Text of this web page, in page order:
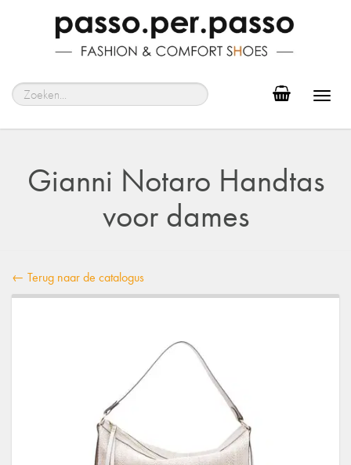
Gianni Notaro Handtas
voor dames
← Terug naar de catalogus